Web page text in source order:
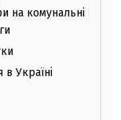
на комунальні
в Україні